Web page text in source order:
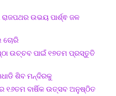
ରାଜପଥର ଉଭୟ ପାର୍ଶ୍ଵ ଜଳ
ଚୋରି
ଉଚ୍ଚବ ପାଇଁ ୧୭ତମ ପ୍ରସ୍ତୁତି
ଶିବ ମନ୍ଦିରକୁ
ବାର୍ଷିକ ଉତ୍ସବ ଅନୁଷ୍ଠିତ